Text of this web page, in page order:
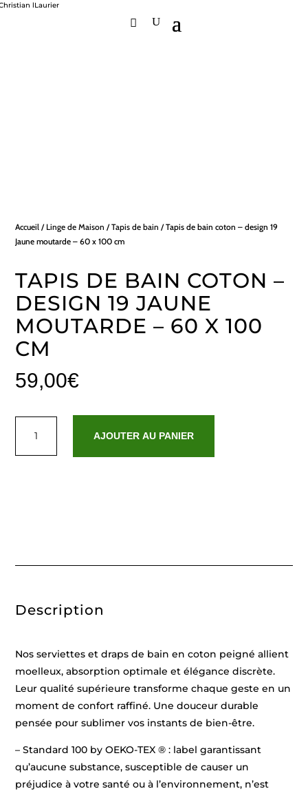
Accueil / Linge de Maison /Tapis de bain / Tapis de bain coton – design 19
Jaune moutarde – 60 x 100 cm
TAPIS DE BAIN COTON –
DESIGN 19 JAUNE
MOUTARDE – 60 X 100
CM
59,00€
100
AJOUTER AU PANIER
Description
Nos serviettes et draps de bain en coton peigné allient
moelleux, absorption optimale et élégance discrète.
Leur qualité supérieure transforme chaque geste en un
moment de confort raffiné. Une douceur durable
pensée pour sublimer vos instants de bien-être.
– Standard 100 by OEKO-TEX ® : label garantissant
qu’aucune substance, susceptible de causer un
préjudice à votre santé ou à l’environnement, n’est